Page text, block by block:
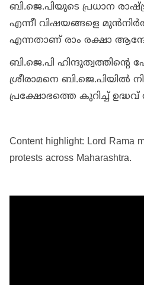
ബി.ജെ.പിയുടെ പ്രധാന
എന്നീ വിഷയങ്ങളെ
എന്നതാണ് രാം രക്ഷാ
ബി.ജെ.പി
ശ്രീരാമനെ ബി.ജെ.പിയില്‍
പ്രക്ഷോഭത്തെ കുറിച്ച്
Content highlight: Lord Rama
protests across Maharashtra.